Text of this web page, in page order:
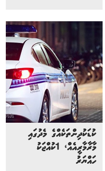
ކުޑަކުދިންތަކެއްގެ މެދުގައި
މާރާމާރީއެއް، 1ކުއްޖަކު
ހައްޔަރު